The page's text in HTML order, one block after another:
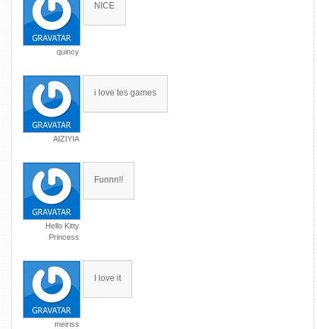
quincy
NICE
AIZIYIA
i love tes games
Hello Kitty
Princess
Funnn!!
meiriss
I love it